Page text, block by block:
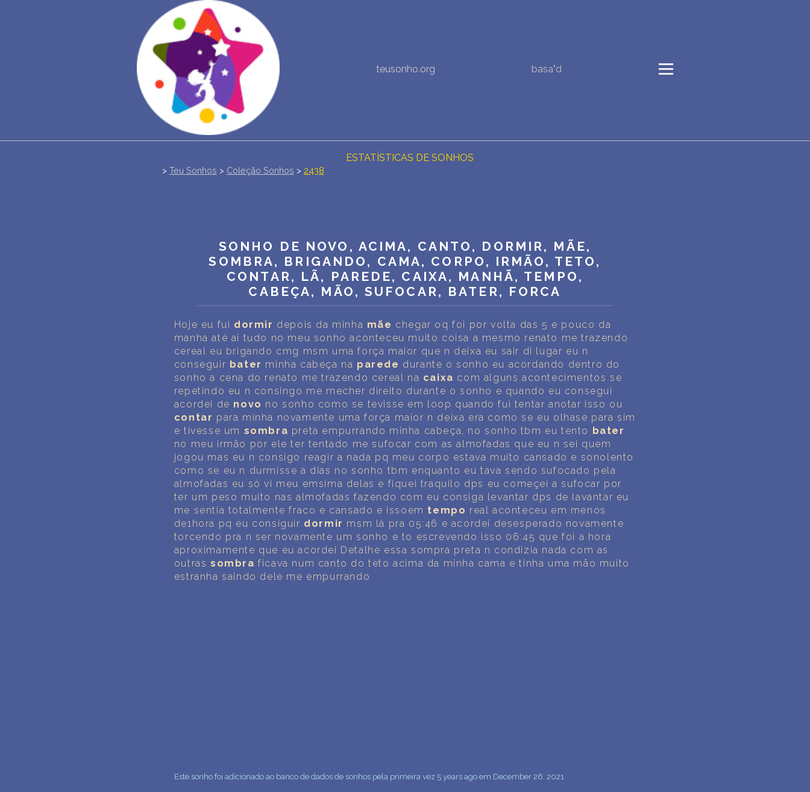
teusonho.org basa"d
DIÁRIO DOS SEUS SONHOS (0)
ESTATÍSTICAS DE SONHOS
PERGUNTAS FREQUENTES
INTERPRETAÇÃO PESSOAL DOS SONHOS
POLÍTICA DE PRIVACIDADE
TERMOS DE USO
1
> Teu Sonhos > Coleção Sonhos > 2438
SONHO DE NOVO, ACIMA, CANTO, DORMIR, MÃE,
SOMBRA, BRIGANDO, CAMA, CORPO, IRMÃO, TETO,
CONTAR, LÃ, PAREDE, CAIXA, MANHÃ, TEMPO,
CABEÇA, MÃO, SUFOCAR, BATER, FORCA
Hoje eu fui dormir depois da minha mãe chegar oq foi por volta das 5 e pouco da
manha até ai tudo no meu sonho aconteceu muito coisa a mesmo renato me trazendo
cereal eu brigando cmg msm uma força maior que n deixa eu sair di lugar eu n
conseguir bater minha cabeça na parede durante o sonho eu acordando dentro do
sonho a cena do renato me trazendo cereal na caixa com alguns acontecimentos se
repetindo eu n consingo me mecher direito durante o sonho e quando eu consegui
acordei de novo no sonho como se tevisse em loop quando fui tentar anotar isso ou
contar para minha novamente uma força maior n deixa era como se eu olhase para sim
e tivesse um sombra preta empurrando minha cabeça, no sonho tbm eu tento bater
no meu irmão por ele ter tentado me sufocar com as almofadas que eu n sei quem
jogou mas eu n consigo reagir a nada pq meu corpo estava muito cansado e sonolento
como se eu n durmisse a dias no sonho tbm enquanto eu tava sendo sufocado pela
almofadas eu só vi meu emsima delas e fiquei traquilo dps eu começei a sufocar por
ter um peso muito nas almofadas fazendo com eu consiga levantar dps de lavantar eu
me sentia totalmente fraco e cansado e issoem tempo real aconteceu em menos
de1hora pq eu consiguir dormir msm lá pra 05:46 e acordei desesperado novamente
torcendo pra n ser novamente um sonho e to escrevendo isso 06:45 que foi a hora
aproximamente que eu acordei Detalhe essa sompra preta n condizia nada com as
outras sombra ficava num canto do teto acima da minha cama e tinha uma mão muito
estranha saindo dele me empurrando
Este sonho foi adicionado ao banco de dados de sonhos pela primeira vez 5 years ago em December 26, 2021